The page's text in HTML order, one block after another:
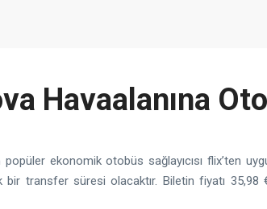
Havaalanına
ekonomik otobüs sağlayıcısı flix’ten
transfer süresi olacaktır. Biletin fiyatı 35,98